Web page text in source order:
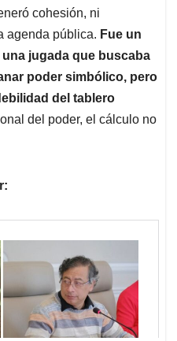
cohesión, ni
agenda pública. Fue un
jugada que buscaba
poder simbólico, pero
del tablero
del poder, el cálculo no